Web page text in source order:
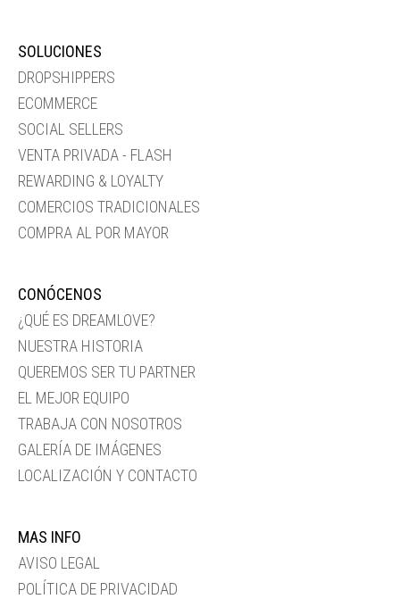
SOLUCIONES
DROPSHIPPERS
ECOMMERCE
SOCIAL SELLERS
VENTA PRIVADA - FLASH
REWARDING & LOYALTY
COMERCIOS TRADICIONALES
COMPRA AL POR MAYOR
CONÓCENOS
¿QUÉ ES DREAMLOVE?
NUESTRA HISTORIA
QUEREMOS SER TU PARTNER
EL MEJOR EQUIPO
TRABAJA CON NOSOTROS
GALERÍA DE IMÁGENES
LOCALIZACIÓN Y CONTACTO
MAS INFO
AVISO LEGAL
POLÍTICA DE PRIVACIDAD